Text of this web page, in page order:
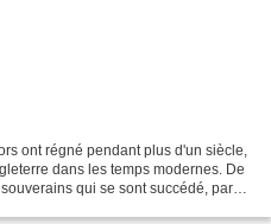
ont régné pendant plus d'un siècle,
dans les temps modernes. De
qui se sont succédé, parmi